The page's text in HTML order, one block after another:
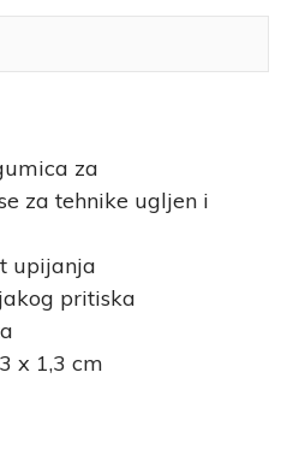
za
za tehnike ugljen i
upijanja
pritiska
x 1,3 cm